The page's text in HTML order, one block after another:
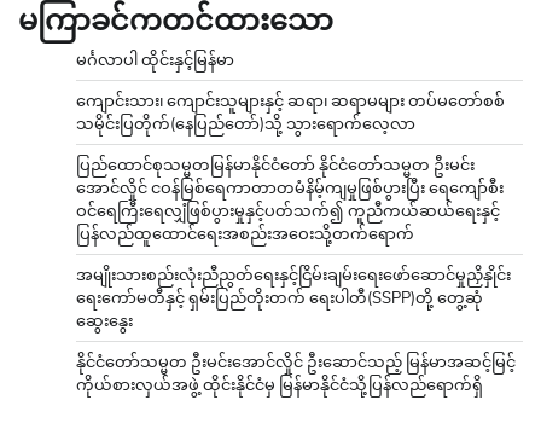
မကြာခင်ကတင်ထားသော
မင်္ဂလာပါ ထိုင်းနှင့်မြန်မာ
ကျောင်းသား၊ ကျောင်းသူများနှင့် ဆရာ၊ ဆရာမများ တပ်မတော်စစ်
သမိုင်းပြတိုက်(နေပြည်တော်)သို့ သွားရောက်လေ့လာ
ပြည်ထောင်စုသမ္မတမြန်မာနိုင်ငံတော် နိုင်ငံတော်သမ္မတ ဦးမင်း
အောင်လှိုင် ငဝန်မြစ်ရေကာတာတမံနိမ့်ကျမှုဖြစ်ပွားပြီး ရေကျော်စီး
ဝင်ရေကြီးရေလျှံဖြစ်ပွားမှုနှင့်ပတ်သက်၍ ကူညီကယ်ဆယ်ရေးနှင့်
ပြန်လည်ထူထောင်ရေးအစည်းအဝေးသို့တက်ရောက်
အမျိုးသားစည်းလုံးညီညွတ်ရေးနှင့်ငြိမ်းချမ်းရေးဖော်ဆောင်မှုညှိနှိုင်း
ရေးကော်မတီနှင့် ရှမ်းပြည်တိုးတက် ရေးပါတီ(SSPP)တို့ တွေ့ဆုံ
ဆွေးနွေး
နိုင်ငံတော်သမ္မတ ဦးမင်းအောင်လှိုင် ဦးဆောင်သည့် မြန်မာအဆင့်မြင့်
ကိုယ်စားလှယ်အဖွဲ့ ထိုင်းနိုင်ငံမှ မြန်မာနိုင်ငံသို့ပြန်လည်ရောက်ရှိ